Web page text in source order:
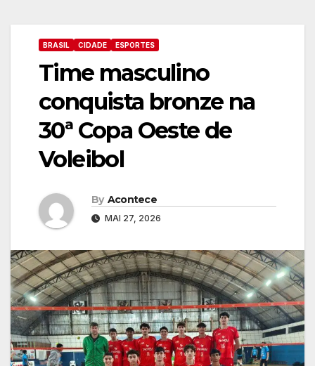
BRASIL CIDADE ESPORTES
Time masculino
conquista bronze na
30ª Copa Oeste de
Voleibol
By Acontece
MAI 27, 2026